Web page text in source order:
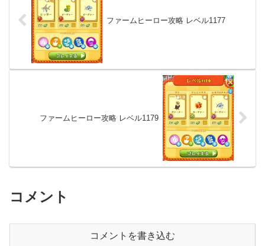
ファームヒーロー攻略 レベル1177
ファームヒーロー攻略 レベル1179
コメント
コメントを書き込む